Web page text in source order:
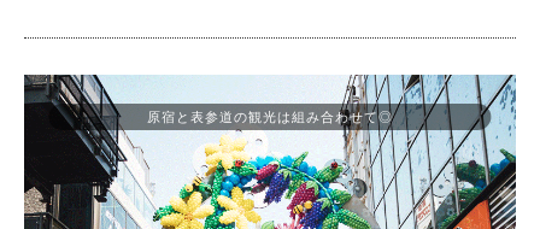
原宿と表参道の観光は組み合わせて◎